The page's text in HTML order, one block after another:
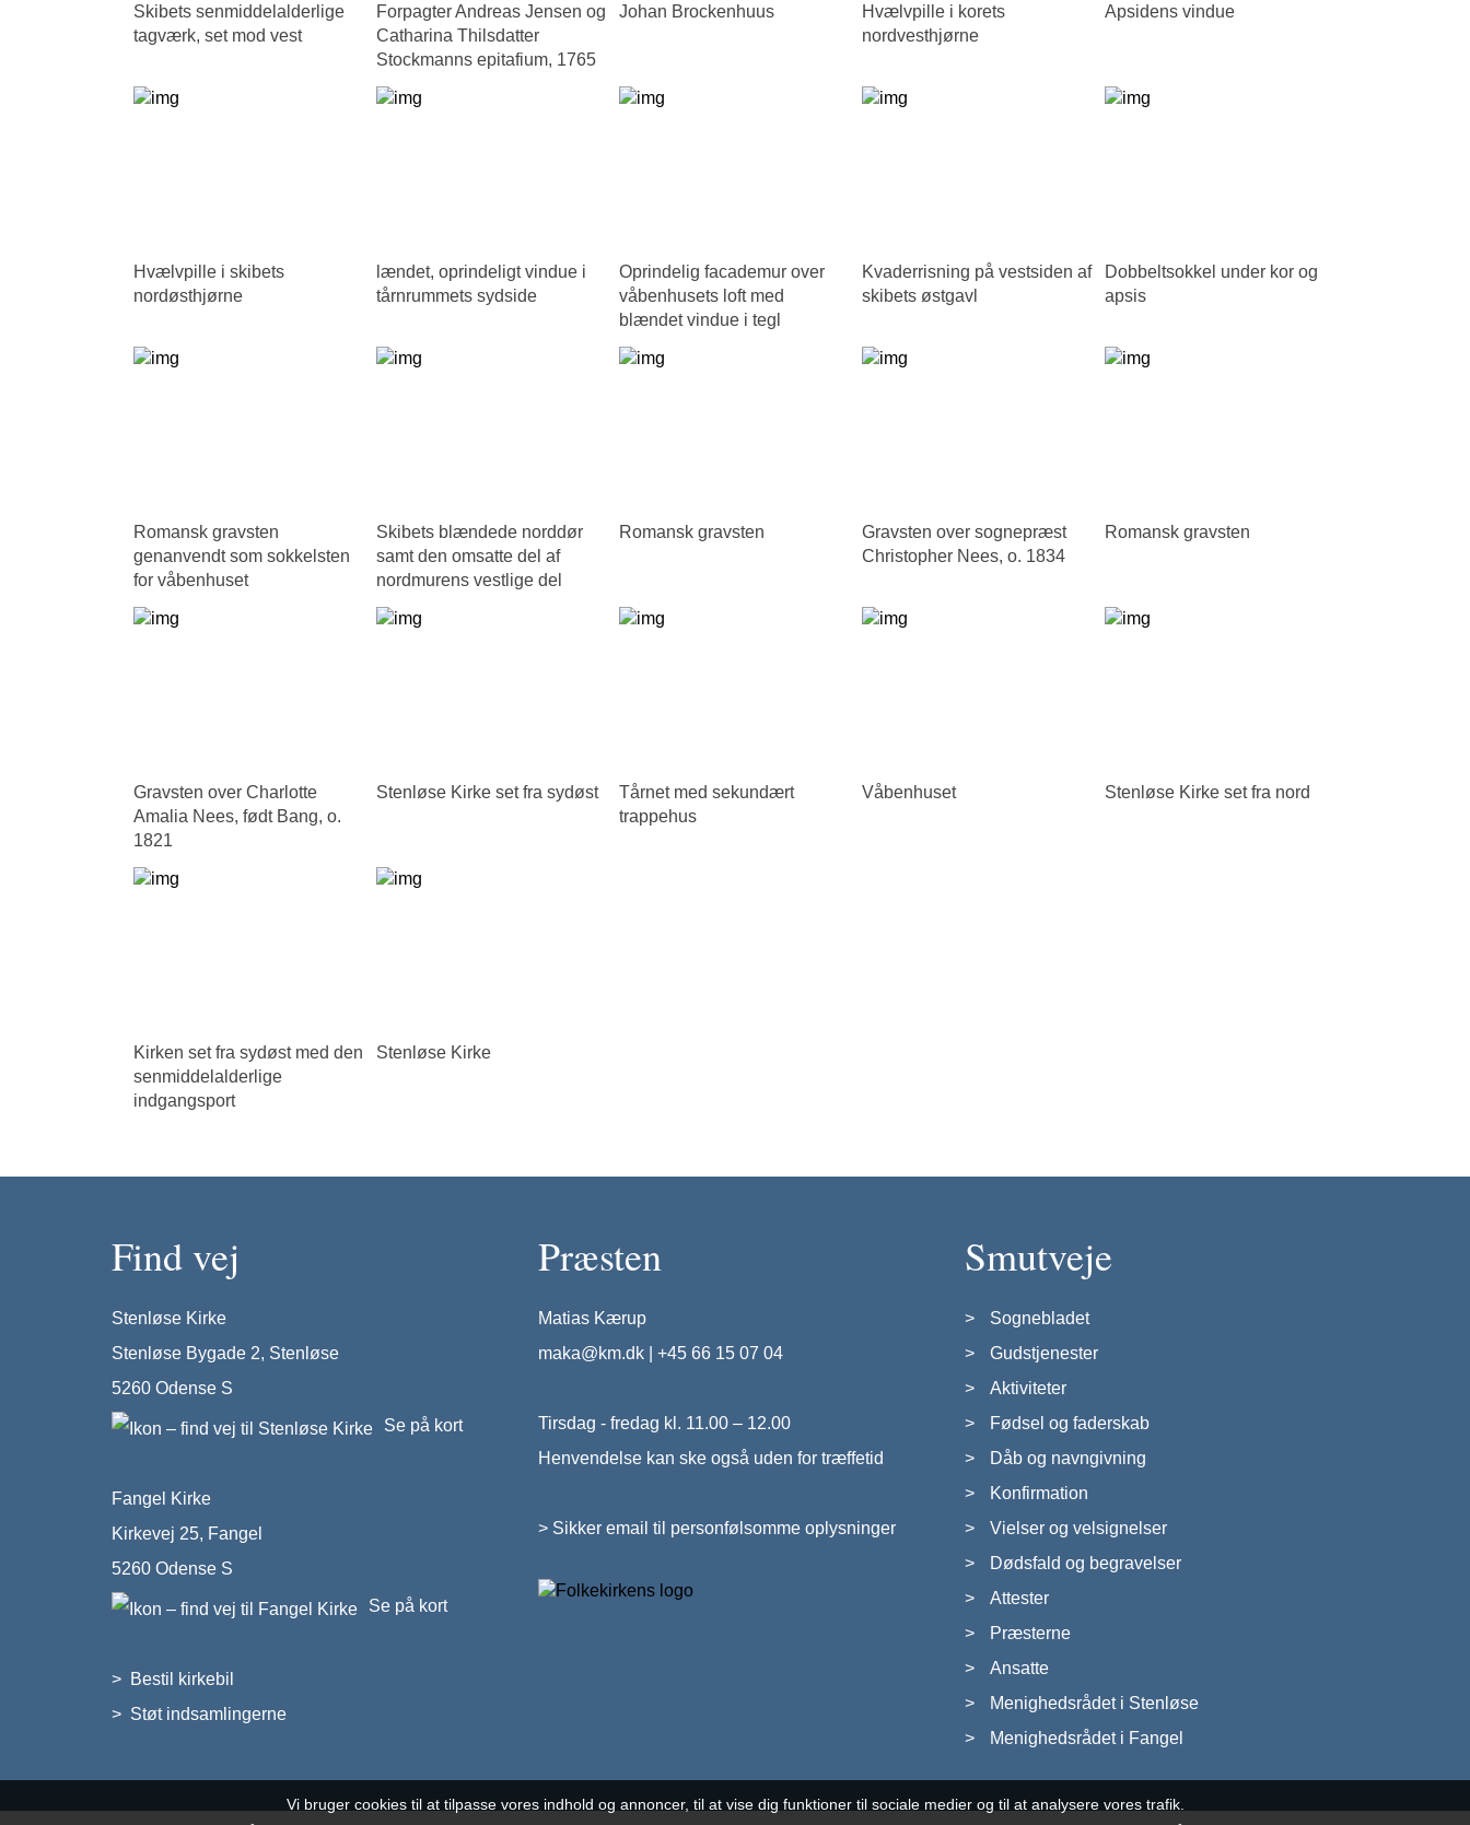
Skibets senmiddelalderlige
tagværk, set mod vest
Forpagter Andreas Jensen og
Catharina Thilsdatter
Stockmanns epitafium, 1765
Johan Brockenhuus
Hvælvpille i korets
nordvesthjørne
Apsidens vindue
Hvælvpille i skibets
nordøsthjørne
lændet, oprindeligt vindue i
tårnrummets sydside
Oprindelig facademur over
våbenhusets loft med
blændet vindue i tegl
Kvaderrisning på vestsiden af
skibets østgavl
Dobbeltsokkel under kor og
apsis
Romansk gravsten
genanvendt som sokkelsten
for våbenhuset
Skibets blændede norddør
samt den omsatte del af
nordmurens vestlige del
Romansk gravsten
Gravsten over sognepræst
Christopher Nees, o. 1834
Romansk gravsten
Gravsten over Charlotte
Amalia Nees, født Bang, o.
1821
Stenløse Kirke set fra sydøst
Tårnet med sekundært
trappehus
Våbenhuset Stenløse Kirke set fra nord
Kirken set fra sydøst med den
senmiddelalderlige
indgangsport
Stenløse Kirke
Find vej
Stenløse Kirke
Stenløse Bygade 2, Stenløse
5260 Odense S
Se på kort
Fangel Kirke
Kirkevej 25, Fangel
5260 Odense S
Se på kort
> Bestil kirkebil
> Støt indsamlingerne
Præsten
Matias Kærup
maka@km.dk
+45 66 15 07 04
Tirsdag - fredag kl. 11.00 – 12.00
Henvendelse kan ske også uden for træffetid
> Sikker email til personfølsomme oplysninger
Smutveje
Sognebladet
Gudstjenester
Aktiviteter
Fødsel og faderskab
Dåb og navngivning
Konfirmation
Vielser og velsignelser
Dødsfald og begravelser
Attester
Præsterne
Ansatte
Menighedsrådet i Stenløse
Menighedsrådet i Fangel
Vi bruger cookies til at tilpasse vores indhold og annoncer, til at vise dig funktioner til sociale medier og til at analysere vores trafik.